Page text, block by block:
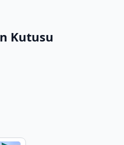
Kutusu